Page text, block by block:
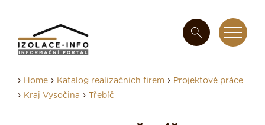
› Home › Katalog realizačních firem › Projektové práce
› Kraj Vysočina › Třebíč